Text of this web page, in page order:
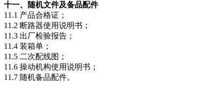
十一、
随机文件及备品配件
11.1 产品合格证；
11.2 断路器使用说明书；
11.3 出厂检验报告；
11.4 装箱单；
11.5 二次配线图；
11.6 操动机构使用说明书；
11.7 随机备品配件。